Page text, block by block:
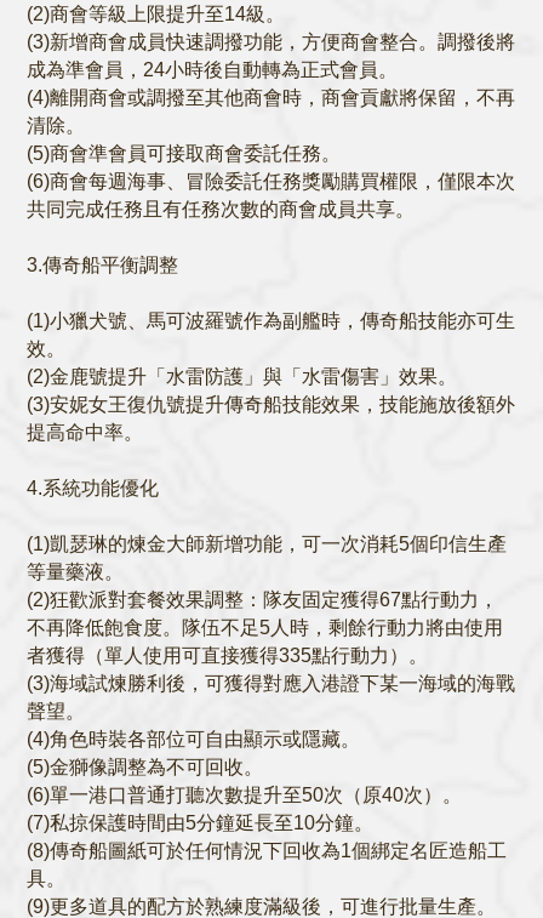
(2)商會等級上限提升至14級。
(3)新增商會成員快速調撥功能，方便商會整合。調撥後將
成為準會員，24小時後自動轉為正式會員。
(4)離開商會或調撥至其他商會時，商會貢獻將保留，不再
清除。
(5)商會準會員可接取商會委託任務。
(6)商會每週海事、冒險委託任務獎勵購買權限，僅限本次
共同完成任務且有任務次數的商會成員共享。
3.傳奇船平衡調整
(1)小獵犬號、馬可波羅號作為副艦時，傳奇船技能亦可生
效。
(2)金鹿號提升「水雷防護」與「水雷傷害」效果。
(3)安妮女王復仇號提升傳奇船技能效果，技能施放後額外
提高命中率。
4.系統功能優化
(1)凱瑟琳的煉金大師新增功能，可一次消耗5個印信生產
等量藥液。
(2)狂歡派對套餐效果調整：隊友固定獲得67點行動力，
不再降低飽食度。隊伍不足5人時，剩餘行動力將由使用
者獲得（單人使用可直接獲得335點行動力）。
(3)海域試煉勝利後，可獲得對應入港證下某一海域的海戰
聲望。
(4)角色時裝各部位可自由顯示或隱藏。
(5)金獅像調整為不可回收。
(6)單一港口普通打聽次數提升至50次（原40次）。
(7)私掠保護時間由5分鐘延長至10分鐘。
(8)傳奇船圖紙可於任何情況下回收為1個綁定名匠造船工
具。
(9)更多道具的配方於熟練度滿級後，可進行批量生產。